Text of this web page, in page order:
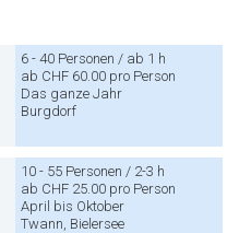
6 - 40 Personen / ab 1 h
ab CHF 60.00 pro Person
Das ganze Jahr
Burgdorf
10 - 55 Personen / 2-3 h
ab CHF 25.00 pro Person
April bis Oktober
Twann, Bielersee